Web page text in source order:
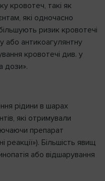
кровотеч, такі як
які одночасно
ризик кровотечі
або антикоагулянтну
кровотечі див. у
дози».
рідини в шарах
які отримували
препарат
реакції»). Більшість явищ
або відшарування